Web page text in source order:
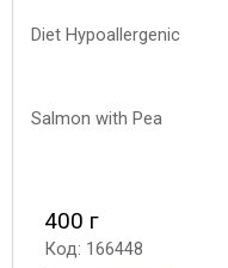
400 г
Код: 166448